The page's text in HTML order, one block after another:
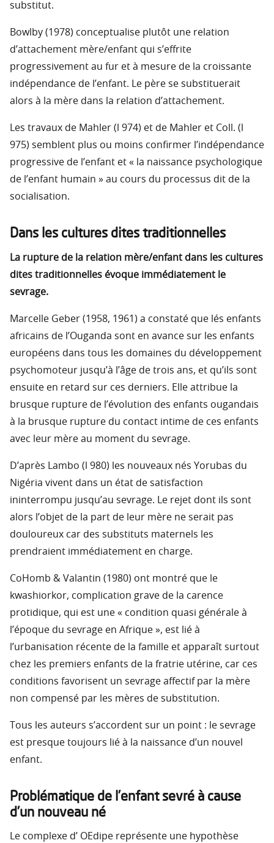
substitut.
Bowlby (1978) conceptualise plutôt une relation
d’attachement mère/enfant qui s’effrite
progressivement au fur et à mesure de la croissante
indépendance de l’enfant. Le père se substituerait
alors à la mère dans la relation d’attachement.
Les travaux de Mahler (l 974) et de Mahler et Coll. (l
975) semblent plus ou moins confirmer l’indépendance
progressive de l’enfant et « la naissance psychologique
de l’enfant humain » au cours du processus dit de la
socialisation.
Dans les cultures dites traditionnelles
La rupture de la relation mère/enfant dans les cultures
dites traditionnelles évoque immédiatement le
sevrage.
Marcelle Geber (1958, 1961) a constaté que lés enfants
africains de l’Ouganda sont en avance sur les enfants
européens dans tous les domaines du développement
psychomoteur jusqu’à l’âge de trois ans, et qu’ils sont
ensuite en retard sur ces derniers. Elle attribue la
brusque rupture de l’évolution des enfants ougandais
à la brusque rupture du contact intime de ces enfants
avec leur mère au moment du sevrage.
D’après Lambo (l 980) les nouveaux nés Yorubas du
Nigéria vivent dans un état de satisfaction
ininterrompu jusqu’au sevrage. Le rejet dont ils sont
alors l’objet de la part de leur mère ne serait pas
douloureux car des substituts maternels les
prendraient immédiatement en charge.
CoHomb & Valantin (1980) ont montré que le
kwashiorkor, complication grave de la carence
protidique, qui est une « condition quasi générale à
l’époque du sevrage en Afrique », est lié à
l’urbanisation récente de la famille et apparaît surtout
chez les premiers enfants de la fratrie utérine, car ces
conditions favorisent un sevrage affectif par la mère
non compensé par les mères de substitution.
Tous les auteurs s’accordent sur un point : le sevrage
est presque toujours lié à la naissance d’un nouvel
enfant.
Problématique de l’enfant sevré à cause
d’un nouveau né
Le complexe d’ OEdipe représente une hypothèse